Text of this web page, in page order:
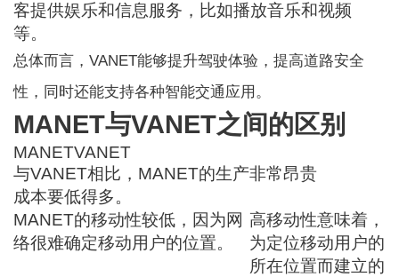
客提供娱乐和信息服务，比如播放音乐和视频
等。
总体而言，VANET能够提升驾驶体验，提高道路安全
性，同时还能支持各种智能交通应用。
MANET与VANET之间的区别
MANETVANET
与VANET相比，MANET的生产
成本要低得多。
非常昂贵
MANET的移动性较低，因为网
络很难确定移动用户的位置。
高移动性意味着，
为定位移动用户的
所在位置而建立的